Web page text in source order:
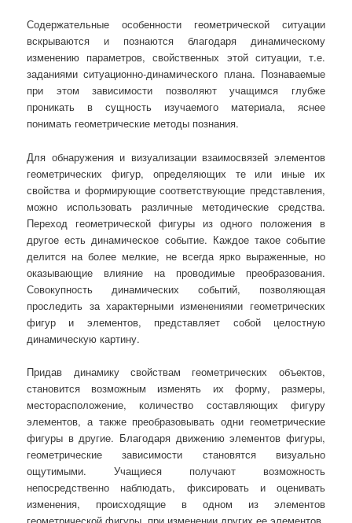
Содержательные особенности геометрической ситуации
вскрываются и познаются благодаря динамическому
изменению параметров, свойственных этой ситуации, т.е.
заданиями ситуационно-динамического плана. Познаваемые
при этом зависимости позволяют учащимся глубже
проникать в сущность изучаемого материала, яснее
понимать геометрические методы познания.
Для обнаружения и визуализации взаимосвязей элементов
геометрических фигур, определяющих те или иные их
свойства и формирующие соответствующие представления,
можно использовать различные методические средства.
Переход геометрической фигуры из одного положения в
другое есть динамическое событие. Каждое такое событие
делится на более мелкие, не всегда ярко выраженные, но
оказывающие влияние на проводимые преобразования.
Совокупность динамических событий, позволяющая
проследить за характерными изменениями геометрических
фигур и элементов, представляет собой целостную
динамическую картину.
Придав динамику свойствам геометрических объектов,
становится возможным изменять их форму, размеры,
месторасположение, количество составляющих фигуру
элементов, а также преобразовывать одни геометрические
фигуры в другие. Благодаря движению элементов фигуры,
геометрические зависимости становятся визуально
ощутимыми. Учащиеся получают возможность
непосредственно наблюдать, фиксировать и оценивать
изменения, происходящие в одном из элементов
геометрической фигуры, при изменении других ее элементов.